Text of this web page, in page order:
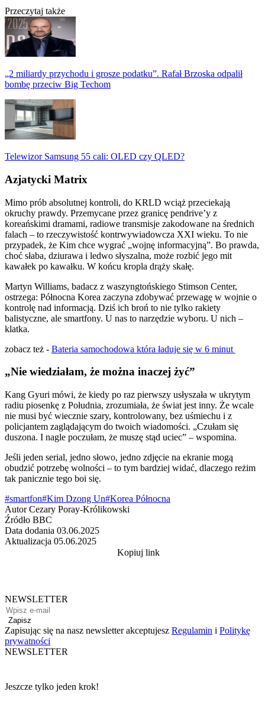
Przeczytaj także
„2 miliardy przychodu i grosze podatku”. Rafał Brzoska odpalił
bombę przeciw Big Techom
Telewizor Samsung 55 cali: OLED czy QLED?
Azjatycki Matrix
Mimo prób absolutnej kontroli, do KRLD wciąż przeciekają
okruchy prawdy. Przemycane przez granicę pendrive’y z
koreańskimi dramami, radiowe transmisje zakodowane na średnich
falach – to rzeczywistość kontrwywiadowcza XXI wieku. To nie
przypadek, że Kim chce wygrać „wojnę informacyjną”. Bo prawda,
choć słaba, dziurawa i ledwo słyszalna, może rozbić jego mit
kawałek po kawałku. W końcu kropla drąży skałę.
Martyn Williams, badacz z waszyngtońskiego Stimson Center,
ostrzega: Północna Korea zaczyna zdobywać przewagę w wojnie o
kontrolę nad informacją. Dziś ich broń to nie tylko rakiety
balistyczne, ale smartfony. U nas to narzędzie wyboru. U nich –
klatka.
zobacz też - Bateria samochodowa która ładuje się w 6 minut
„Nie wiedziałam, że można inaczej żyć”
Kang Gyuri mówi, że kiedy po raz pierwszy usłyszała w ukrytym
radiu piosenkę z Południa, zrozumiała, że świat jest inny. Że wcale
nie musi być wiecznie szary, kontrolowany, bez uśmiechu i z
policjantem zaglądającym do twoich wiadomości. „Czułam się
duszona. I nagle poczułam, że muszę stąd uciec” – wspomina.
Jeśli jeden serial, jedno słowo, jedno zdjęcie na ekranie mogą
obudzić potrzebę wolności – to tym bardziej widać, dlaczego reżim
tak panicznie tego boi się.
#smartfon#Kim Dzong Un#Korea Północna
Autor Cezary Poray-Królikowski
Źródło BBC
Data dodania 03.06.2025
Aktualizacja 05.06.2025
Kopiuj link
NEWSLETTER
Zapisz
Zapisując się na nasz newsletter akceptujesz Regulamin i Politykę
prywatności
NEWSLETTER
Jeszcze tylko jeden krok!